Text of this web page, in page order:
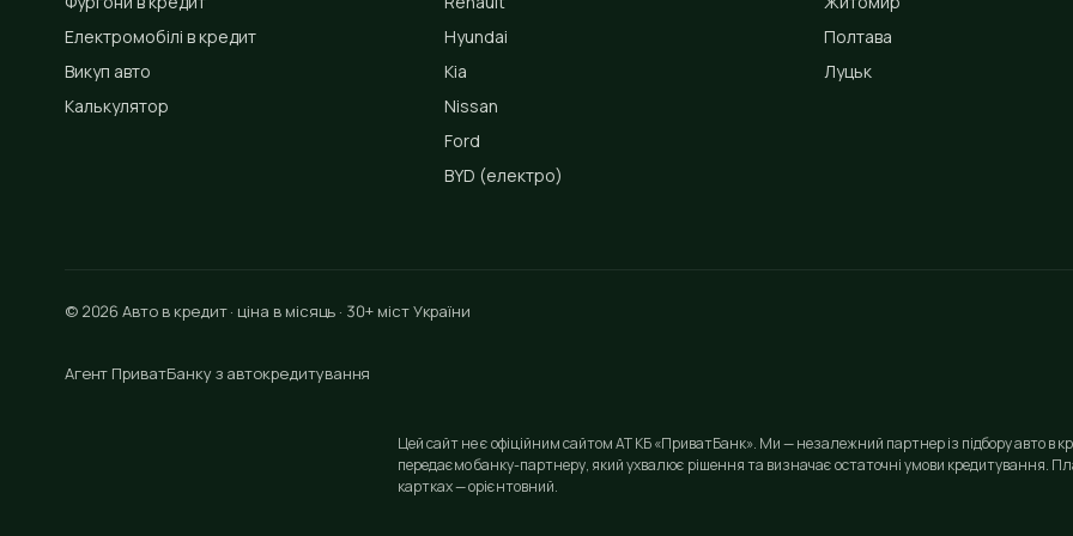
Електромобілі в кредит
Викуп авто
Калькулятор
Hyundai
Kia
Nissan
Ford
BYD (електро)
Полтава
Луцьк
© 2026 Авто в кредит · ціна в місяць · 30+ міст України
Агент ПриватБанку з автокредитування
Цей сайт не є офіційним сайтом АТ КБ «ПриватБанк». Ми — незалежний партнер із підбору авто в
передаємо банку-партнеру, який ухвалює рішення та визначає остаточні умови кредитування.
картках — орієнтовний.